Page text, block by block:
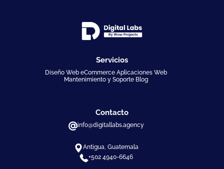
Servicios
Diseño Web eCommerce Aplicaciones Web
Mantenimiento y Soporte Blog
Contacto
info@digitallabs.agency
Antigua, Guatemala
+502 4940-6646